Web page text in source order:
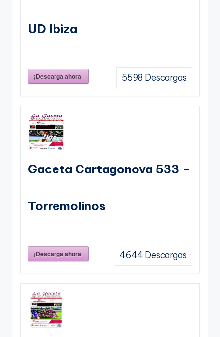
UD Ibiza
¡Descarga ahora! 5598 Descargas
Gaceta Cartagonova 533 –
Torremolinos
¡Descarga ahora! 4644 Descargas